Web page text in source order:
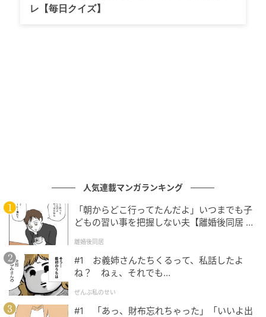
レ【毎日クイズ】
人気連載マンガランキング
「朝からどこ行ってたんだよ」いつまでも子
どもの習い事を把握しない夫【離婚後同居 Vo
離婚後同居
#1 お義姉さんたちくるって、私話したよ
ね？ ねぇ、それでも…
ぜんぶ私のせい
#1 「あっ、財布忘れちゃった」「いいよ出